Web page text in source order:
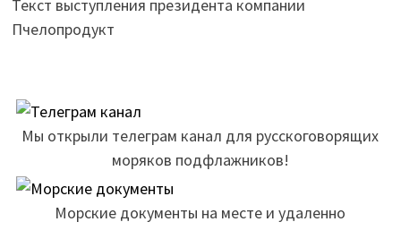
Текст выступления президента компании
Пчелопродукт
Мы открыли телеграм канал для русскоговорящих
моряков подфлажников!
Морские документы на месте и удаленно